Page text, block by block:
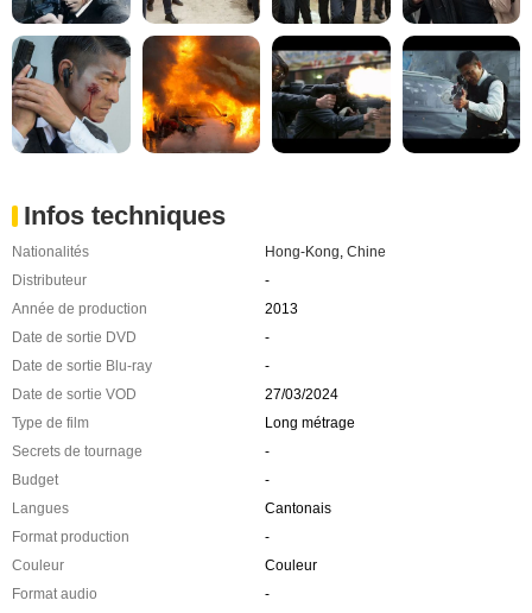
Infos techniques
Nationalités Hong-Kong, Chine
Distributeur
-
Année de production
2013
Date de sortie DVD
-
Date de sortie Blu-ray
-
Date de sortie VOD
27/03/2024
Type de film
Long métrage
Secrets de tournage
-
Budget
-
Langues
Cantonais
Format production
-
Couleur
Couleur
Format audio
-